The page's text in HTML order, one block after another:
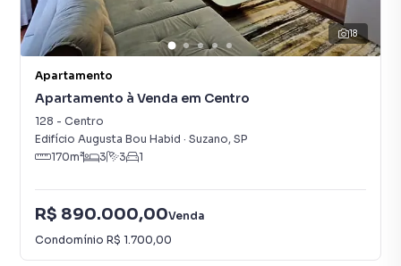
18
Apartamento
Apartamento à Venda em Centro
128 - Centro
Edifício Augusta Bou Habid · Suzano, SP
170m² 3 3 1
R$ 890.000,00Venda
Condomínio R$ 1.700,00